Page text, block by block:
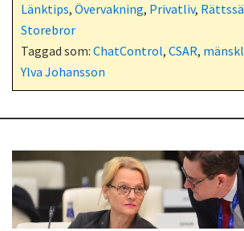
Länktips, Övervakning, Privatliv,
Storebror
Taggad som: ChatControl, CSAR,
Ylva Johansson